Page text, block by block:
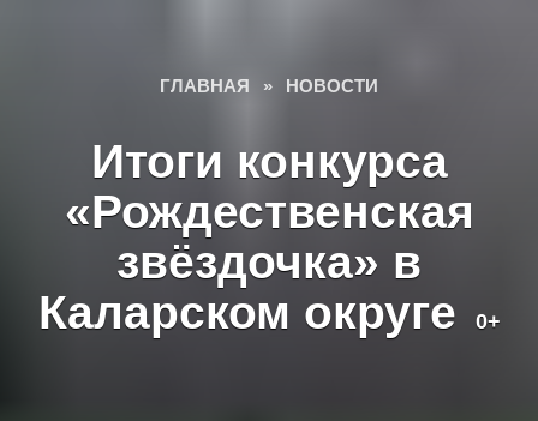
ГЛАВНАЯ » НОВОСТИ
Итоги конкурса
«Рождественская
звёздочка» в
Каларском округе
0+